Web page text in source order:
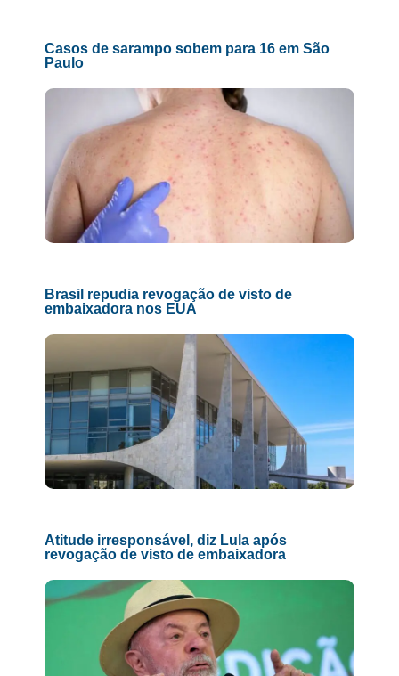
Casos de sarampo sobem para 16 em São
Paulo
Brasil repudia revogação de visto de
embaixadora nos EUA
Atitude irresponsável, diz Lula após
revogação de visto de embaixadora